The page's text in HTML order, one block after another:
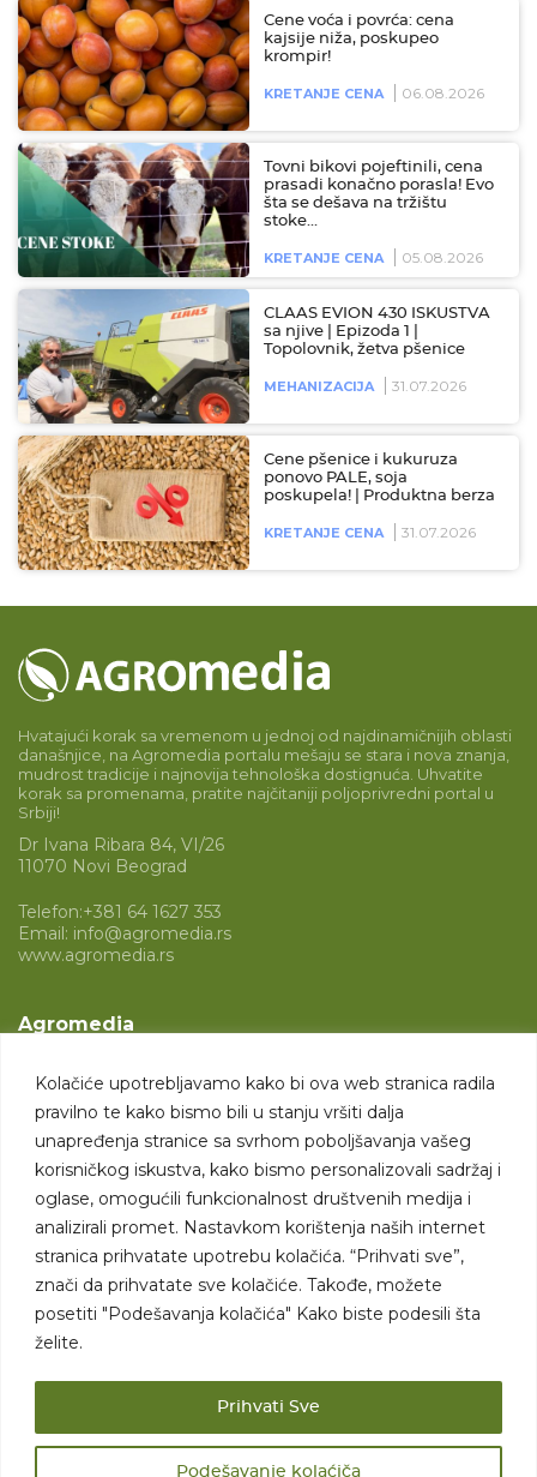
Kolačiće upotrebljavamo kako bi ova web stranica radila
pravilno te kako bismo bili u stanju vršiti dalja
unapređenja stranice sa svrhom poboljšavanja vašeg
korisničkog iskustva, kako bismo personalizovali sadržaj i
oglase, omogućili funkcionalnost društvenih medija i
analizirali promet. Nastavkom korištenja naših internet
stranica prihvatate upotrebu kolačića. “Prihvati sve”,
znači da prihvatate sve kolačiće. Takođe, možete
posetiti "Podešavanja kolačića" Kako biste podesili šta
želite.
Podešavanje kolaćiča
Prihvati Sve
Cene voća i povrća: cena
kajsije niža, poskupeo
krompir!
KRETANJE CENA 06.08.2026
Tovni bikovi pojeftinili, cena
prasadi konačno porasla! Evo
šta se dešava na tržištu
stoke…
KRETANJE CENA 05.08.2026
CLAAS EVION 430 ISKUSTVA
sa njive | Epizoda 1 |
Topolovnik, žetva pšenice
MEHANIZACIJA 31.07.2026
Cene pšenice i kukuruza
ponovo PALE, soja
poskupela! | Produktna berza
KRETANJE CENA 31.07.2026
Hvatajući korak sa vremenom u jednoj od najdinamičnijih oblasti
današnjice, na Agromedia portalu mešaju se stara i nova znanja,
mudrost tradicije i najnovija tehnološka dostignuća. Uhvatite
korak sa promenama, pratite najčitaniji poljoprivredni portal u
Srbiji!
Dr Ivana Ribara 84, VI/26
11070 Novi Beograd
Telefon:+381 64 1627 353
Email: info@agromedia.rs
www.agromedia.rs
Agromedia
Svet poljoprivrede
Marketing usluge
Tražimo saradnike
Kontakt